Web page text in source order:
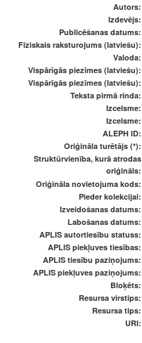
Autors:
Izdevējs:
Publicēšanas datums:
Fiziskais raksturojums (latviešu):
Valoda:
Vispārīgās piezīmes (latviešu):
Vispārīgās piezīmes (latviešu):
Teksta pirmā rinda:
Izcelsme:
Izcelsme:
ALEPH ID:
Oriģināla turētājs (*):
Struktūrvienība, kurā atrodas
oriģināls:
Oriģināla novietojuma kods:
Pieder kolekcijai:
Izveidošanas datums:
Labošanas datums:
APLIS autortiesību statuss:
APLIS piekļuves tiesības:
APLIS tiesību paziņojums:
APLIS piekļuves paziņojums:
Bloķēts:
Resursa virstips:
Resursa tips:
URI: